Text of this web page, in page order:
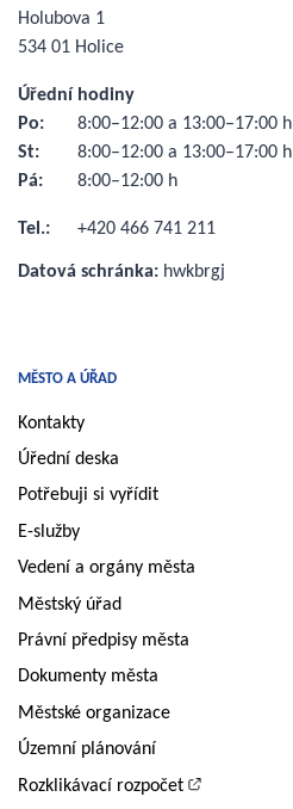
MĚSTO A ÚŘAD
Kontakty
Úřední deska
Potřebuji si vyřídit
E-služby
Vedení a orgány města
Městský úřad
Právní předpisy města
Dokumenty města
Městské organizace
Územní plánování
Rozklikávací rozpočet
Holubova 1
534 01 Holice
Úřední hodiny
Po:
8:00–12:00 a 13:00–17:00 h
St:
8:00–12:00 a 13:00–17:00 h
Pá:
8:00–12:00 h
Tel.: +420 466 741 211
Datová schránka: hwkbrgj